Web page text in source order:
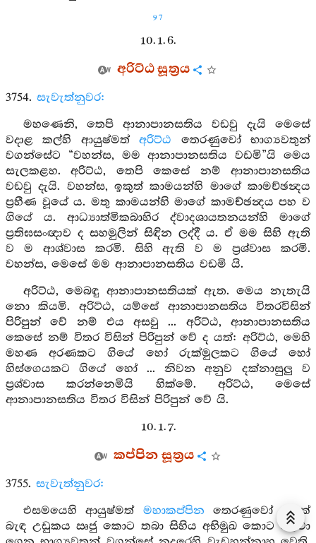
97
10. 1. 6.
අරිට්ඨ සූත්‍රය
3754. සැවැත්නුවර:
මහණෙනි, තෙපි ආනාපානසතිය වඩවු දැයි මෙසේ
වදාළ කල්හි ආයුෂ්මත්අරිට්ඨ තෙරණුවෝ භාග්‍යවතුන්
වගන්සේට “වහන්ස, මම ආනාපානසතිය වඩමි”යි මෙය
සැලකළහ. අරිට්ඨ, තෙපි කෙසේ නම් ආනාපානසතිය
වඩවු දැයි. වහන්ස, ඉකුත් කාමයන්හි මාගේ කාමච්ඡන්‍දය
ප්‍රහීණ වූයේ ය. මතු කාමයන්හි මාගේ කාමච්ඡන්‍දය පහ ව
ගියේ ය. ආධ්‍යාත්මිකබාහිර ද්වාදශායතනයන්හි මාගේ
ප්‍රතිඝසංඥාව ද සහමුලින් සිඳින ලද්දී ය. ඒ මම සිහි ඇති
ව ම ආශ්වාස කරමි. සිහි ඇති ව ම ප්‍රශ්වාස කරමි.
වහන්ස, මෙසේ මම ආනාපානසතිය වඩමි යි.
අරිට්ඨ, මෙබඳු ආනාපානසතියක් ඇත. මෙය නැතැයි
නො කියමි. අරිට්ඨ, යම්සේ ආනාපානසතිය විතරවිසින්
පිරිපුන් වේ නම් එය අසවු ... අරිට්ඨ, ආනාපානසතිය
කෙසේ නම් විතර විසින් පිරිපුන් වේ ද යත්: අරිට්ඨ, මෙහි
මහණ අරණකට ගියේ හෝ රුක්මුලකට ගියේ හෝ
හිස්ගෙයකට ගියේ හෝ ... නිවන අනුව දක්නාසුලු ව
ප්‍රශ්වාස කරන්නෙමියි හික්මේ. අරිට්ඨ, මෙසේ
ආනාපානසතිය විතර විසින් පිරිපුන් වේ යි.
10. 1. 7.
කප්පින සූත්‍රය
3755. සැවැත්නුවර:
එසමයෙහි ආයුෂ්මත් මහාකප්පින තෙරණුවෝ පලක්
බැඳ උඩුකය ඍජු කොට තබා සිහිය අභිමුඛ කොට එළවා